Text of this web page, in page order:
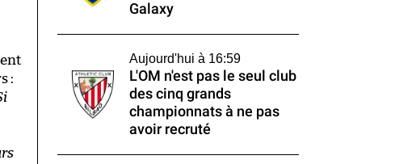
:
Galaxy
Aujourd'hui à 16:59
L'OM n'est pas le seul club
des cinq grands
championnats à ne pas
avoir recruté